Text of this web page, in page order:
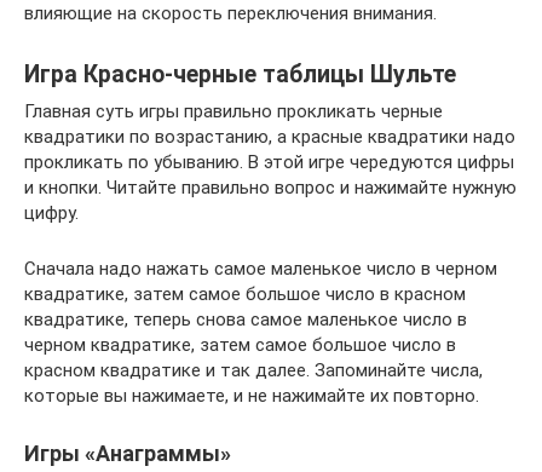
влияющие на скорость переключения внимания.
Игра Красно-черные таблицы Шульте
Главная суть игры правильно прокликать черные
квадратики по возрастанию, а красные квадратики надо
прокликать по убыванию. В этой игре чередуются цифры
и кнопки. Читайте правильно вопрос и нажимайте нужную
цифру.
Сначала надо нажать самое маленькое число в черном
квадратике, затем самое большое число в красном
квадратике, теперь снова самое маленькое число в
черном квадратике, затем самое большое число в
красном квадратике и так далее. Запоминайте числа,
которые вы нажимаете, и не нажимайте их повторно.
Игры «Анаграммы»